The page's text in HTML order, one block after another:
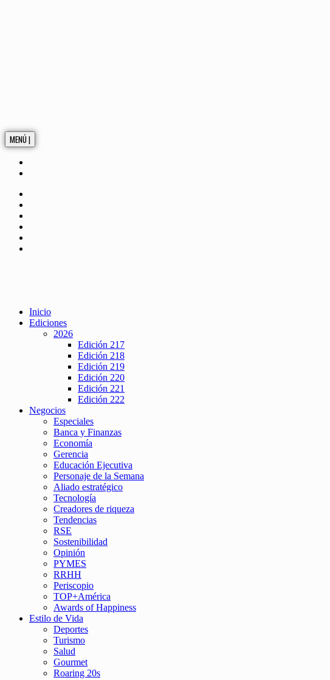
MENÚ |
Inicio
Ediciones
2026
Edición 217
Edición 218
Edición 219
Edición 220
Edición 221
Edición 222
Negocios
Especiales
Banca y Finanzas
Economía
Gerencia
Educación Ejecutiva
Personaje de la Semana
Aliado estratégico
Tecnología
Creadores de riqueza
Tendencias
RSE
Sostenibilidad
Opinión
PYMES
RRHH
Periscopio
TOP+América
Awards of Happiness
Estilo de Vida
Deportes
Turismo
Salud
Gourmet
Roaring 20s